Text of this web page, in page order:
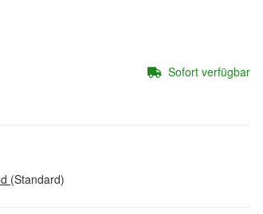
(Standard)
Sofort verfügbar